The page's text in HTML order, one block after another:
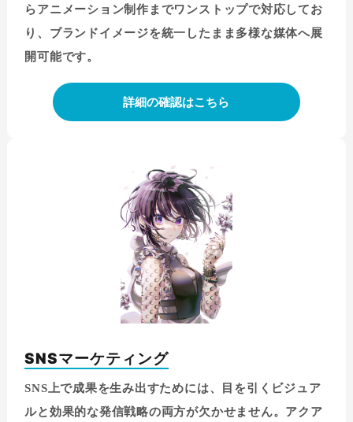
らアニメーション制作までワンストップで対応してお
り、ブランドイメージを統一したまま多様な媒体へ展
開可能です。
詳細の確認はこちら
SNSマーケティング
SNS上で成果を生み出すためには、目を引くビジュア
ルと効果的な発信戦略の両方が欠かせません。アクア